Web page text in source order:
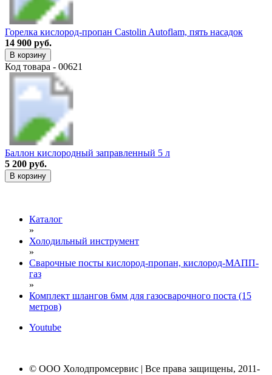
Горелка кислород-пропан Castolin Autoflam, пять насадок
14 900 руб.
В корзину
Код товара - 00621
Баллон кислородный заправленный 5 л
5 200 руб.
В корзину
Каталог
»
Холодильный инструмент
»
Сварочные посты кислород-пропан, кислород-МАПП-
газ
»
Комплект шлангов 6мм для газосварочного поста (15
метров)
Youtube
© ООО Холодпромсервис | Все права защищены, 2011-